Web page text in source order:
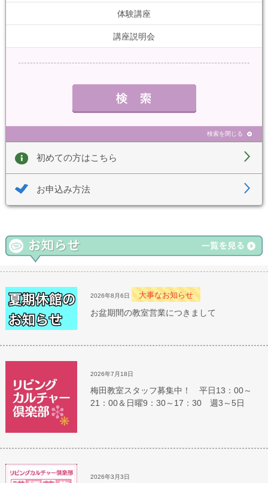
体験講座
講座説明会
検索を閉じる
初めての方はこちら
お申込み方法
2026年8月6日 大事なお知らせ
お盆期間の教室営業につきまして
2026年7月18日
梅田教室スタッフ募集中！ 平日13：00～
21：00＆日曜9：30～17：30 週3～5日
2026年3月3日